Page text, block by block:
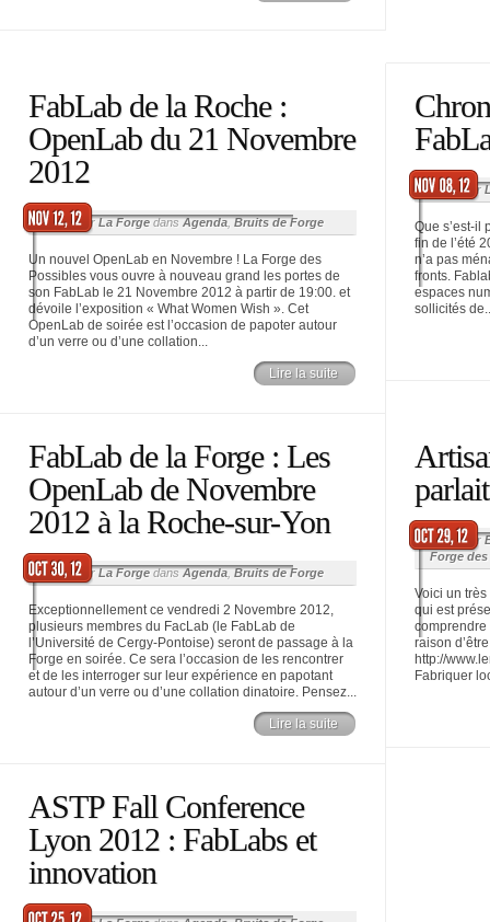
FabLab de la Roche :
OpenLab du 21 Novembre
2012
Posté parLa ForgedansAgenda,Bruits de Forge
Un nouvel OpenLab en Novembre ! La Forge des
Possibles vous ouvre à nouveau grand les portes de
son FabLab le 21 Novembre 2012 à partir de 19:00. et
dévoile l’exposition « What Women Wish ». Cet
OpenLab de soirée est l’occasion de papoter autour
d’un verre ou d’une collation...
Lire la suite
Posté par
Que s’est-il
fin de l’été
n’a pas
fronts.
espaces
sollicités
FabLab de la Forge : Les
OpenLab de Novembre
2012 à la Roche-sur-Yon
Posté parLa ForgedansAgenda,Bruits de Forge
Exceptionnellement ce vendredi 2 Novembre 2012,
plusieurs membres du FacLab (le FabLab de
l’Université de Cergy-Pontoise) seront de passage à la
Forge en soirée. Ce sera l’occasion de les rencontrer
et de les interroger sur leur expérience en papotant
autour d’un verre ou d’une collation dinatoire. Pensez...
Lire la suite
Posté par
Forge
Voici un
qui est
comprendre
raison
http://
Fabriquer
ASTP Fall Conference
Lyon 2012 : FabLabs et
innovation